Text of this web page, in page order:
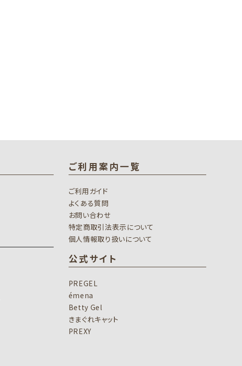
ご利用案内一覧
ご利用ガイド
よくある質問
お問い合わせ
特定商取引法表示について
個人情報取り扱いについて
公式サイト
PREGEL
émena
Betty Gel
きまぐれキャット
PREXY